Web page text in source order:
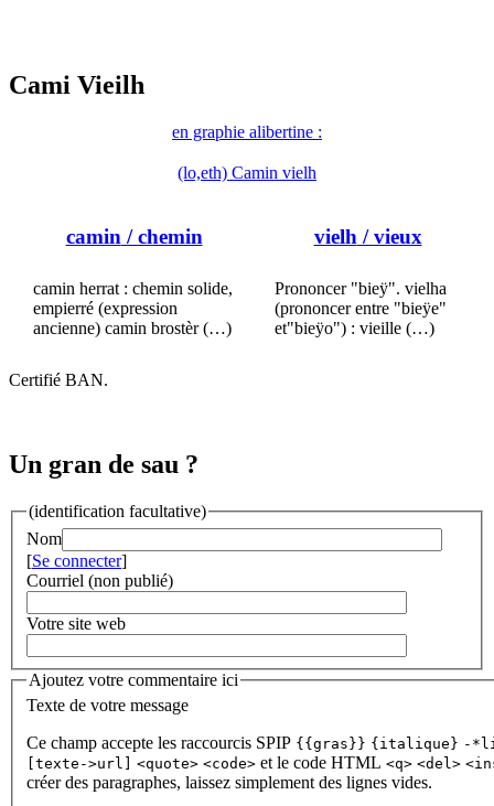
Cami Vieilh
en graphie alibertine :
(lo,eth) Camin vielh
camin / chemin
camin herrat : chemin solide,
empierré (expression
ancienne) camin brostèr (…)
vielh / vieux
Prononcer "bieÿ". vielha
(prononcer entre "bieÿe"
et"bieÿo") : vieille (…)
Certifié BAN.
Un gran de sau ?
(identification facultative)
Nom
[Se connecter]
Courriel (non publié)
Votre site web
Ajoutez votre commentaire ici
Texte de votre message
Ce champ accepte les raccourcis SPIP {{gras}} {italique} -
[texte->url]
<quote> <code> et le code HTML <q> <del>
créer des paragraphes, laissez simplement des lignes vides.